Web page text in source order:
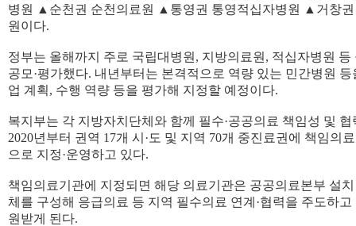
병원 ▲순천권 순천의료원 ▲통영권 통영적십자병원 ▲거창권
원이다.
정부는 올해까지 주로 국립대병원, 지방의료원, 적십자병원 등
공모·평가했다. 내년부터는 본격적으로 역량 있는 민간병원
업 계획, 수행 역량 등을 평가해 지정할 예정이다.
복지부는 각 지방자치단체와 함께 필수·공공의료 책임성 및
2020년부터 권역 17개 시·도 및 지역 70개 중진료권에 책임의
으로 지정·운영하고 있다.
책임의료기관에 지정되면 해당 의료기관은 공공의료본부 설치
체를 구성해 응급의료 등 지역 필수의료 연계·협력을 주도하
원받게 된다.